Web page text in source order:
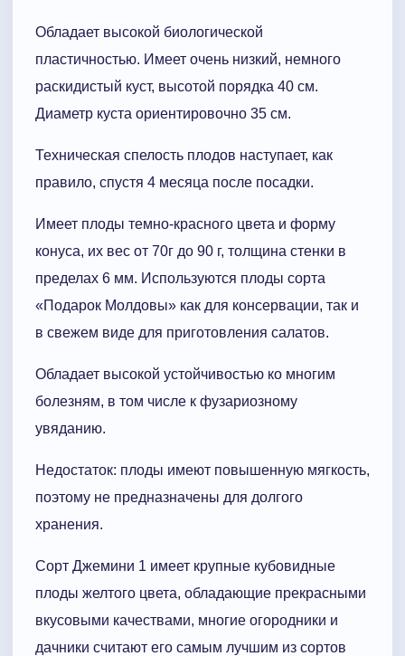
Обладает высокой биологической
пластичностью. Имеет очень низкий, немного
раскидистый куст, высотой порядка 40 см.
Диаметр куста ориентировочно 35 см.
Техническая спелость плодов наступает, как
правило, спустя 4 месяца после посадки.
Имеет плоды темно-красного цвета и форму
конуса, их вес от 70г до 90 г, толщина стенки в
пределах 6 мм. Используются плоды сорта
«Подарок Молдовы» как для консервации, так и
в свежем виде для приготовления салатов.
Обладает высокой устойчивостью ко многим
болезням, в том числе к фузариозному
увяданию.
Недостаток: плоды имеют повышенную мягкость,
поэтому не предназначены для долгого
хранения.
Сорт Джемини 1 имеет крупные кубовидные
плоды желтого цвета, обладающие прекрасными
вкусовыми качествами, многие огородники и
дачники считают его самым лучшим из сортов